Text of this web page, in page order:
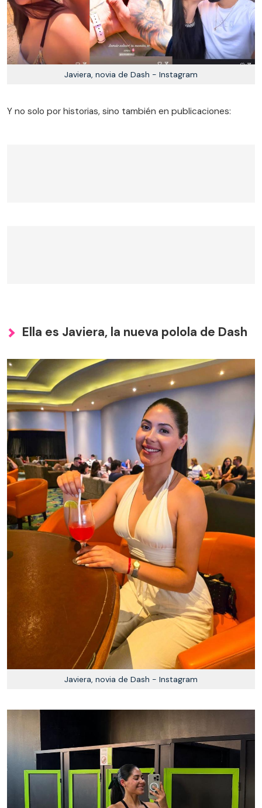
Javiera, novia de Dash - Instagram
Y no solo por historias, sino también en publicaciones:
Ella es Javiera, la nueva polola de Dash
Javiera, novia de Dash - Instagram